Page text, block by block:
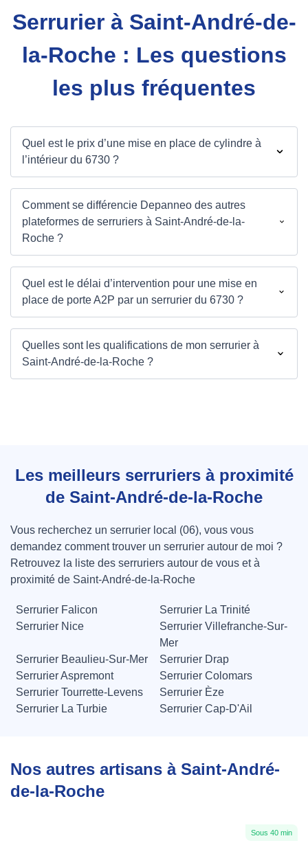
Serrurier à Saint-André-de-
la-Roche : Les questions
les plus fréquentes
Quel est le prix d’une mise en place de cylindre à
l’intérieur du 6730 ?
Comment se différencie Depanneo des autres
plateformes de serruriers à Saint-André-de-la-
Roche ?
Quel est le délai d’intervention pour une mise en
place de porte A2P par un serrurier du 6730 ?
Quelles sont les qualifications de mon serrurier à
Saint-André-de-la-Roche ?
Les meilleurs serruriers à proximité
de Saint-André-de-la-Roche
Vous recherchez un serrurier local (06), vous vous
demandez comment trouver un serrurier autour de moi ?
Retrouvez la liste des serruriers autour de vous et à
proximité de Saint-André-de-la-Roche
Serrurier Falicon
Serrurier La Trinité
Serrurier Nice
Serrurier Villefranche-Sur-
Mer
Serrurier Beaulieu-Sur-Mer
Serrurier Drap
Serrurier Aspremont
Serrurier Colomars
Serrurier Tourrette-Levens
Serrurier Èze
Serrurier La Turbie
Serrurier Cap-D'Ail
Nos autres artisans à Saint-André-
de-la-Roche
Sous 40 min